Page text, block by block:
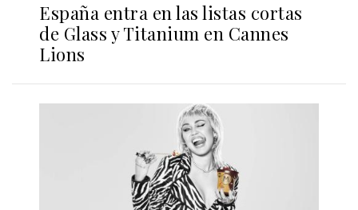
España entra en las listas cortas
de Glass y Titanium en Cannes
Lions